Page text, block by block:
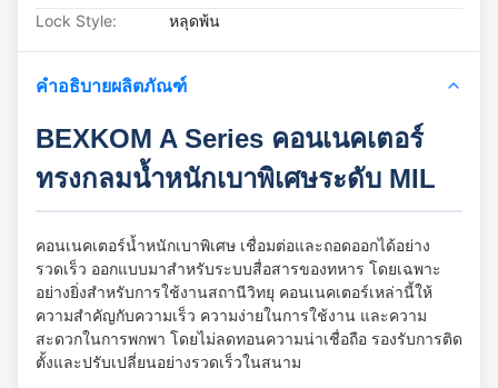
Lock Style: หลุดพ้น
คำอธิบายผลิตภัณฑ์
BEXKOM A Series คอนเนคเตอร์
ทรงกลมน้ำหนักเบาพิเศษระดับ MIL
คอนเนคเตอร์น้ำหนักเบาพิเศษ เชื่อมต่อและถอดออกได้อย่าง
รวดเร็ว ออกแบบมาสำหรับระบบสื่อสารของทหาร โดยเฉพาะ
อย่างยิ่งสำหรับการใช้งานสถานีวิทยุ คอนเนคเตอร์เหล่านี้ให้
ความสำคัญกับความเร็ว ความง่ายในการใช้งาน และความ
สะดวกในการพกพา โดยไม่ลดทอนความน่าเชื่อถือ รองรับการติด
ตั้งและปรับเปลี่ยนอย่างรวดเร็วในสนาม